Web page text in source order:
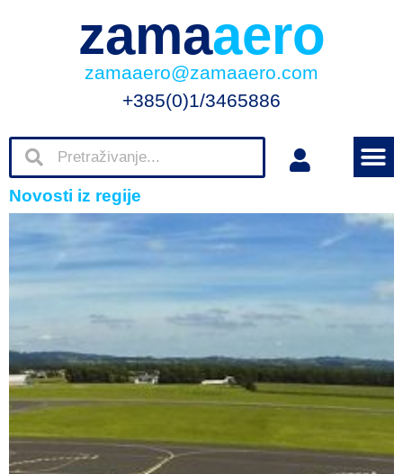
zamaaero
zamaaero@zamaaero.com
+385(0)1/3465886
Novosti iz regije